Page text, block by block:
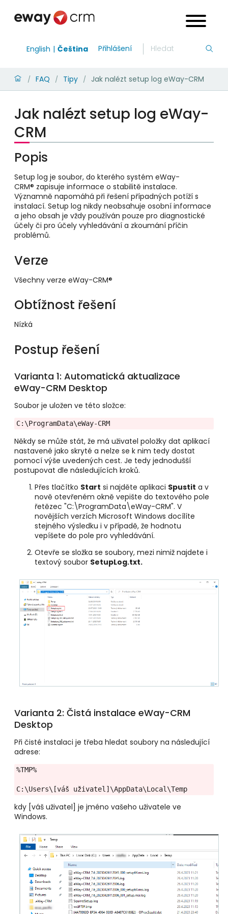
English Čeština Přihlášení
/ FAQ / Tipy / Jak nalézt setup log eWay-CRM
Jak nalézt setup log eWay-
CRM
Popis
Setup log je soubor, do kterého systém eWay-
CRM® zapisuje informace o stabilitě instalace.
Významně napomáhá při řešení případných potíží s
instalací. Setup log nikdy neobsahuje osobní informace
a jeho obsah je vždy používán pouze pro diagnostické
účely či pro účely vyhledávání a zkoumání příčin
problémů.
Verze
Všechny verze eWay-CRM®
Obtížnost řešení
Nízká
Postup řešení
Varianta 1: Automatická aktualizace
eWay-CRM Desktop
Soubor je uložen ve této složce:
C:\ProgramData\eWay-CRM
Někdy se může stát, že má uživatel položky dat aplikací
nastavené jako skryté a nelze se k nim tedy dostat
pomocí výše uvedených cest. Je tedy jednodušší
postupovat dle následujících kroků.
Přes tlačítko Start si najděte aplikaci Spustit a v
nově otevřeném okně vepište do textového pole
řetězec "C:\ProgramData\eWay-CRM". V
novějších verzích Microsoft Windows docílíte
stejného výsledku i v případě, že hodnotu
vepíšete do pole pro vyhledávání.
Otevře se složka se soubory, mezi nimiž najdete i
textový soubor SetupLog.txt.
Varianta 2: Čistá instalace eWay-CRM
Desktop
Při čisté instalaci je třeba hledat soubory na následující
adrese:
%TMP%
C:\Users\[váš uživatel]\AppData\Local\Temp
kdy [váš uživatel] je jméno vašeho uživatele ve
Windows.